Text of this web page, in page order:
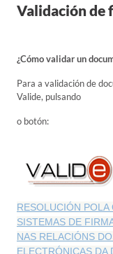
Validación de
¿Cómo validar un
Para a validación de
Valide, pulsando
o botón:
RESOLUCIÓN POLA
SISTEMAS DE
NAS RELACIÓNS
ELECTRÓNICAS DA